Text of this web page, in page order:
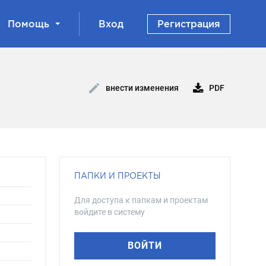
Помощь Вход Регистрация
внести изменения PDF
ПАПКИ И ПРОЕКТЫ
Для доступа к папкам и проектам
войдите в систему
ВОЙТИ